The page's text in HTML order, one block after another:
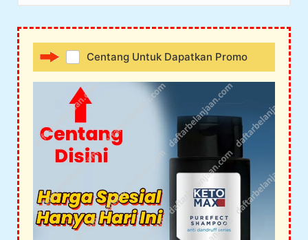
Centang Untuk Dapatkan Promo